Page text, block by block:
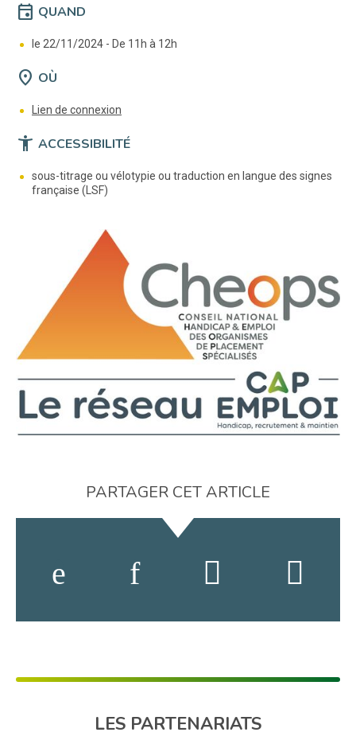
event QUAND
le 22/11/2024 - De 11h à 12h
location_on OÙ
Lien de connexion
accessibility_new ACCESSIBILITÉ
sous-titrage ou vélotypie ou traduction en langue des signes
française (LSF)
PARTAGER CET ARTICLE
LES PARTENARIATS